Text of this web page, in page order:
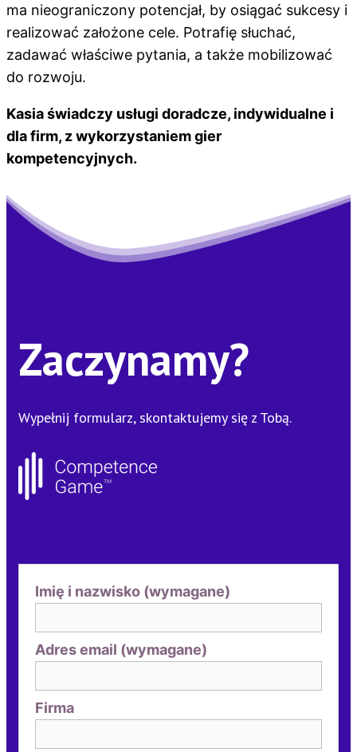
ma nieograniczony potencjał, by osiągać sukcesy i
realizować założone cele. Potrafię słuchać,
zadawać właściwe pytania, a także mobilizować
do rozwoju.
Kasia świadczy usługi doradcze, indywidualne i
dla firm, z wykorzystaniem gier
kompetencyjnych.
Zaczynamy?
Wypełnij formularz, skontaktujemy się z Tobą.
Imię i nazwisko (wymagane)
Adres email (wymagane)
Firma